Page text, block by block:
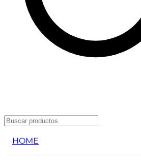
HOME